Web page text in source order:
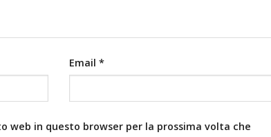
Email *
web in questo browser per la prossima volta che